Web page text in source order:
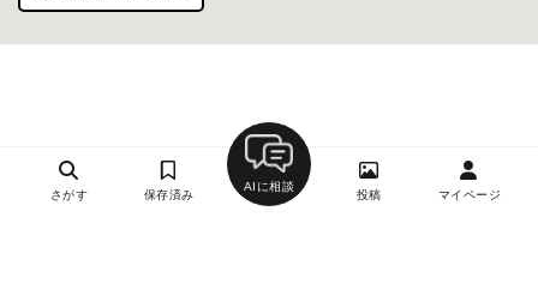
さがす 保存済み
AIに相談
投稿 マイページ